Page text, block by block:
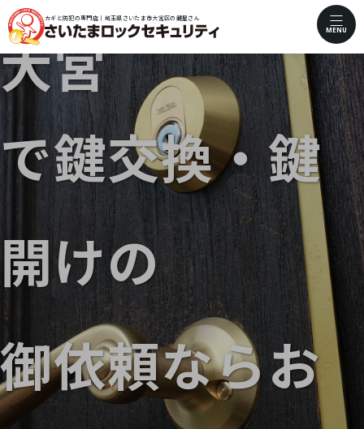
カギと防犯の専門店｜埼玉県さいたま市大宮区の鍵屋さん
MENU
大宮
で鍵交換・鍵
開けの
御依頼ならお